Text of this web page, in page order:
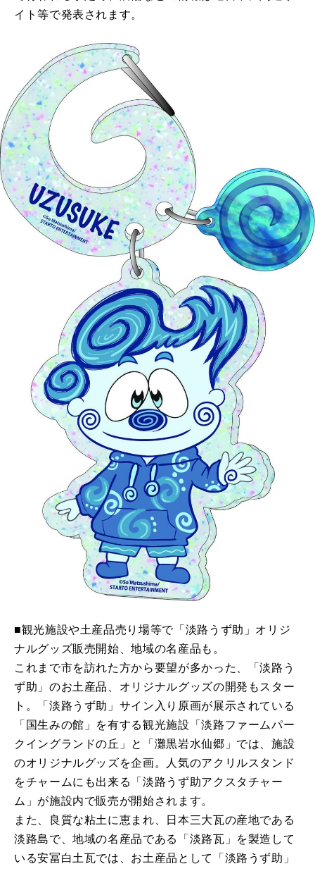
イト等で発表されます。
■観光施設や土産品売り場等で「淡路うず助」オリジ
ナルグッズ販売開始、地域の名産品も。
これまで市を訪れた方から要望が多かった、「淡路う
ず助」のお土産品、オリジナルグッズの開発もスター
ト。「淡路うず助」サイン入り原画が展示されている
「国生みの館」を有する観光施設「淡路ファームパー
クイングランドの丘」と「灘黒岩水仙郷」では、施設
のオリジナルグッズを企画。人気のアクリルスタンド
をチャームにも出来る「淡路うず助アクスタチャー
ム」が施設内で販売が開始されます。
また、良質な粘土に恵まれ、日本三大瓦の産地である
淡路島で、地域の名産品である「淡路瓦」を製造して
いる安冨白土瓦では、お土産品として「淡路うず助」